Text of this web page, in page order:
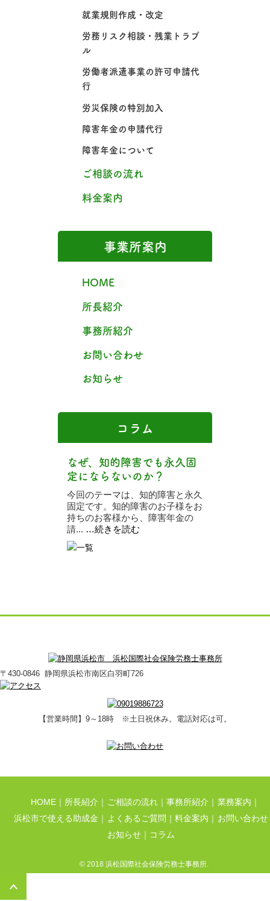
就業規則作成・改定
労務リスク相談・残業トラブ
ル
労働者派遣事業の許可申請代
行
労災保険の特別加入
障害年金の申請代行
障害年金について
ご相談の流れ
料金案内
事業所案内
HOME
所長紹介
事務所紹介
お問い合わせ
お知らせ
コラム
なぜ、知的障害でも永久固
定にならないのか？
今回のテーマは、知的障害と永久
固定です。知的障害のお子様をお
持ちのお客様から、障害年金の
請... …続きを読む
〒430-0846 静岡県浜松市南区白羽町726
【営業時間】9～18時 ※土日祝休み。電話対応は可。
HOME 所長紹介 ご相談の流れ 事務所紹介
業務案内
浜松市で使える助成金
よくあるご質問 料金案内
お問い合わせ
お知らせ
コラム
© 2018 浜松国際社会保険労務士事務所.